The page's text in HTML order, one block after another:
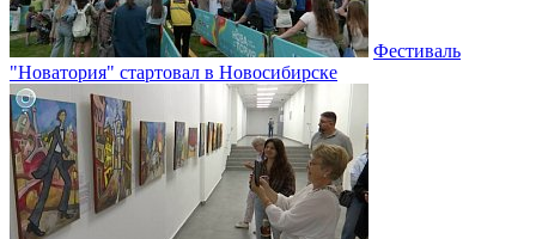
Фестиваль
"Новатория" стартовал в Новосибирске